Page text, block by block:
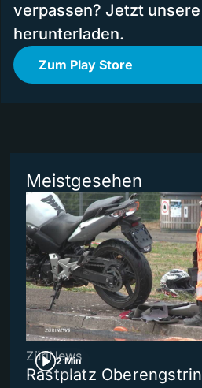
verpassen? Jetzt
herunterladen.
Zum Play Store
Meistgesehen
2 Min
ZüriNews
Rastplatz